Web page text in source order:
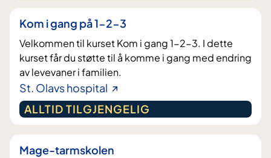
Kom i gang på 1-2-3
Velkommen til kurset Kom i gang 1-2-3. I dette
kurset får du støtte til å komme i gang med endring
av levevaner i familien.
St. Olavs hospital
ALLTID TILGJENGELIG
Mage-tarmskolen